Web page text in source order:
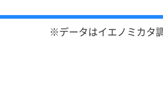
※データはイエノミカタ